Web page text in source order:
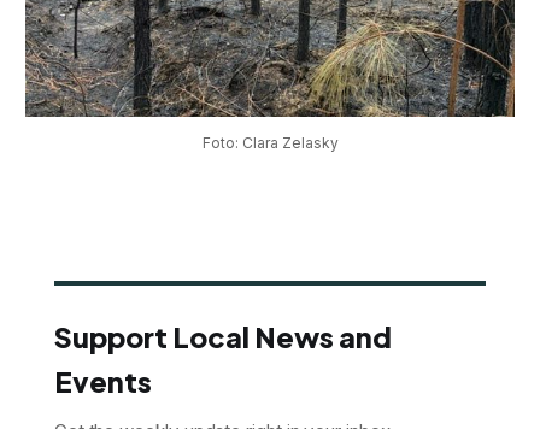
Foto: Clara Zelasky
Support Local News and
Events